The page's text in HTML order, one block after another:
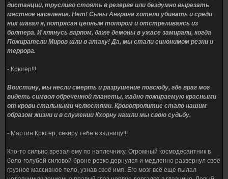
дистанции, трусливо стоять в резерве или бездумно вырезать
местное население. Нет! Сыны Ангрона хотели убивать и среди
них шагал я, потрясая цепным топором и отстреливаясь из
болтера. И клянусь варпом, даже демоны в ужасе замирали, когда
Пожиратели Миров шли в атаку! Да, мы стали синонимом резни и
террора.
- Крюгер!!!
Воистину, мы несли смерть и разрушение повсюду, где враг мог
видеть символ обреченной планеты, жадно пожираемую красными
от крови стальными челюстями. Кровопролитие стало нашим
образом жизни и в служении Кхорну нашли мы свою судьбу.
- Мартин Крюгер, секиру тебе в задницу!!!
Кто-то сильно врезал ему по наплечнику. Огромный космодесантник в
бело-голубой силовой броне резко дернулся и медленно развернул своё
грузное массивное тело, узнав своё имя. Его мозг всё еще пылал